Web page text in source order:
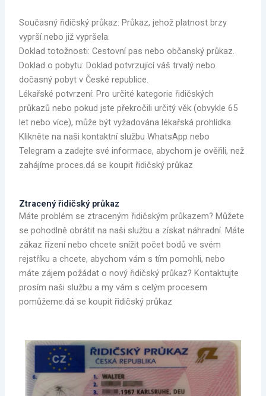
Současný řidičský průkaz: Průkaz, jehož platnost brzy
vyprší nebo již vypršela.
Doklad totožnosti: Cestovní pas nebo občanský průkaz.
Doklad o pobytu: Doklad potvrzující váš trvalý nebo
dočasný pobyt v České republice.
Lékařské potvrzení: Pro určité kategorie řidičských
průkazů nebo pokud jste překročili určitý věk (obvykle 65
let nebo více), může být vyžadována lékařská prohlídka.
Klikněte na naši kontaktní službu WhatsApp nebo
Telegram a zadejte své informace, abychom je ověřili, než
zahájíme proces.dá se koupit řidičský průkaz
Ztracený řidičský průkaz
Máte problém se ztraceným řidičským průkazem? Můžete
se pohodlně obrátit na naši službu a získat náhradní. Máte
zákaz řízení nebo chcete snížit počet bodů ve svém
rejstříku a chcete, abychom vám s tím pomohli, nebo
máte zájem požádat o nový řidičský průkaz? Kontaktujte
prosím naši službu a my vám s celým procesem
pomůžeme.dá se koupit řidičský průkaz